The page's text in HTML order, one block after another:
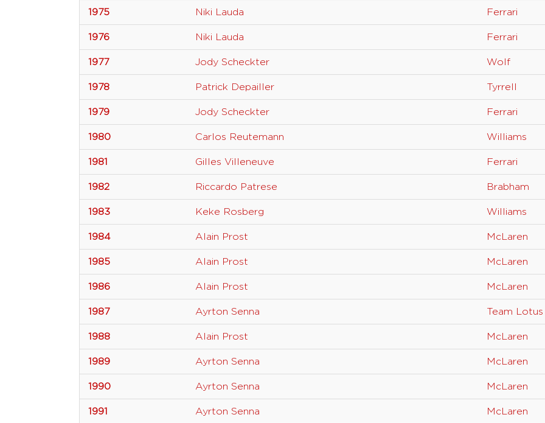
1975 Niki Lauda Ferrari
1976 Niki Lauda Ferrari
1977 Jody Scheckter Wolf
1978 Patrick Depailler Tyrrell
1979 Jody Scheckter Ferrari
1980 Carlos Reutemann Williams
1981 Gilles Villeneuve Ferrari
1982 Riccardo Patrese Brabham
1983 Keke Rosberg Williams
1984 Alain Prost McLaren
1985 Alain Prost McLaren
1986 Alain Prost McLaren
1987 Ayrton Senna Team Lotus
1988 Alain Prost McLaren
1989 Ayrton Senna McLaren
1990 Ayrton Senna McLaren
1991 Ayrton Senna McLaren